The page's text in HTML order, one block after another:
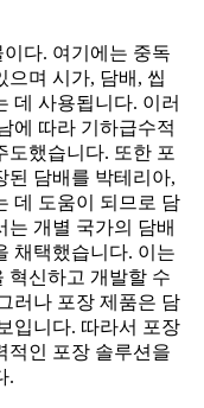
다. 여기에는 중독
으며 시가, 담배, 씹
데 사용됩니다. 이러
에 따라 기하급수적
도했습니다. 또한 포
된 담배를 박테리아,
데 도움이 되므로 담
는 개별 국가의 담배
채택했습니다. 이는
혁신하고 개발할 수
러나 포장 제품은 담
입니다. 따라서 포장
적인 포장 솔루션을
.